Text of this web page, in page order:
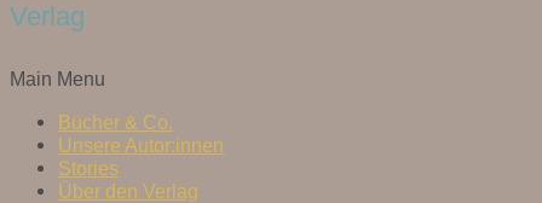
Verlag
Main Menu
Bücher & Co.
Unsere Autor:innen
Stories
Über den Verlag